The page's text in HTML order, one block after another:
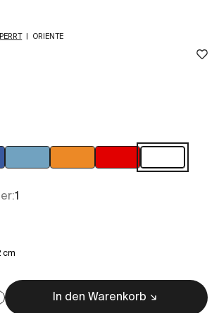
ORIENTE
Hellblau Orange weiß
1
cm
erhöhen In den Warenkorb